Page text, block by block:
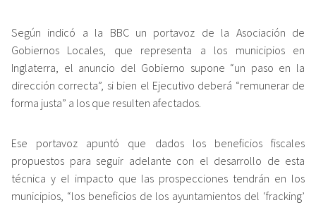
Según indicó a la BBC un portavoz de la Asociación de
Gobiernos Locales, que representa a los municipios en
Inglaterra, el anuncio del Gobierno supone “un paso en la
dirección correcta”, si bien el Ejecutivo deberá “remunerar de
forma justa” a los que resulten afectados.
Ese portavoz apuntó que dados los beneficios fiscales
propuestos para seguir adelante con el desarrollo de esta
técnica y el impacto que las prospecciones tendrán en los
municipios, “los beneficios de los ayuntamientos del ‘fracking’